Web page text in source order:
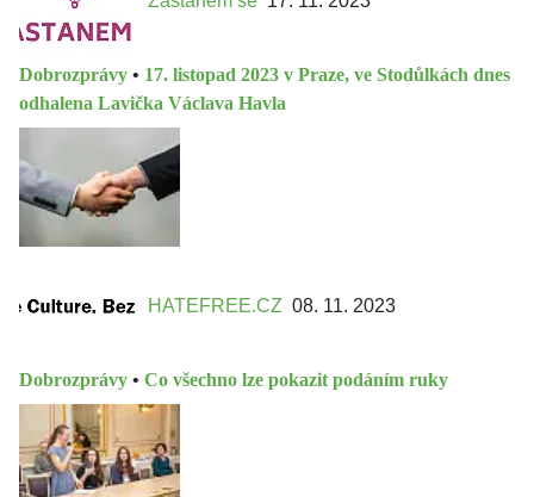
Dobrozprávy • 17. listopad 2023 v Praze, ve Stodůlkách dnes
odhalena Lavička Václava Havla
HATEFREE.CZ 08. 11. 2023
Dobrozprávy • Co všechno lze pokazit podáním ruky